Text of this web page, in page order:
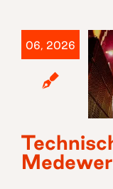
06, 2026